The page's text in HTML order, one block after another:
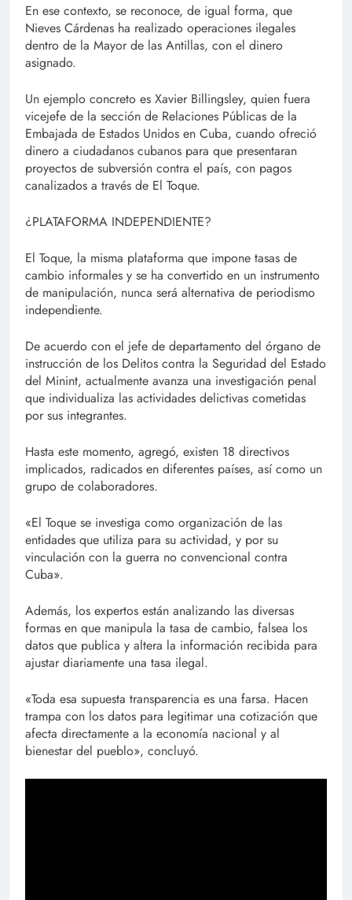
En ese contexto, se reconoce, de igual forma, que
Nieves Cárdenas ha realizado operaciones ilegales
dentro de la Mayor de las Antillas, con el dinero
asignado.
Un ejemplo concreto es Xavier Billingsley, quien fuera
vicejefe de la sección de Relaciones Públicas de la
Embajada de Estados Unidos en Cuba, cuando ofreció
dinero a ciudadanos cubanos para que presentaran
proyectos de subversión contra el país, con pagos
canalizados a través de El Toque.
¿PLATAFORMA INDEPENDIENTE?
El Toque, la misma plataforma que impone tasas de
cambio informales y se ha convertido en un instrumento
de manipulación, nunca será alternativa de periodismo
independiente.
De acuerdo con el jefe de departamento del órgano de
instrucción de los Delitos contra la Seguridad del Estado
del Minint, actualmente avanza una investigación penal
que individualiza las actividades delictivas cometidas
por sus integrantes.
Hasta este momento, agregó, existen 18 directivos
implicados, radicados en diferentes países, así como un
grupo de colaboradores.
«El Toque se investiga como organización de las
entidades que utiliza para su actividad, y por su
vinculación con la guerra no convencional contra
Cuba».
Además, los expertos están analizando las diversas
formas en que manipula la tasa de cambio, falsea los
datos que publica y altera la información recibida para
ajustar diariamente una tasa ilegal.
«Toda esa supuesta transparencia es una farsa. Hacen
trampa con los datos para legitimar una cotización que
afecta directamente a la economía nacional y al
bienestar del pueblo», concluyó.